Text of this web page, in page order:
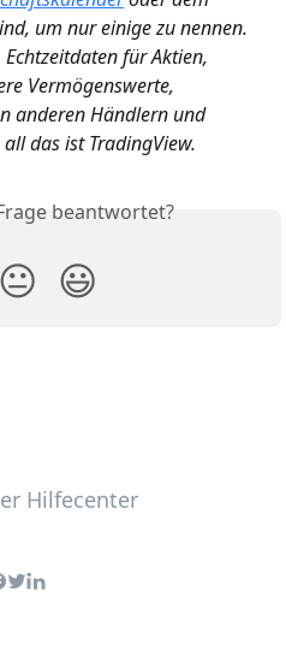
um nur einige zu nennen.
für Aktien,
Vermögenswerte,
anderen Händlern und
das ist TradingView.
beantwortet?
😐 😃